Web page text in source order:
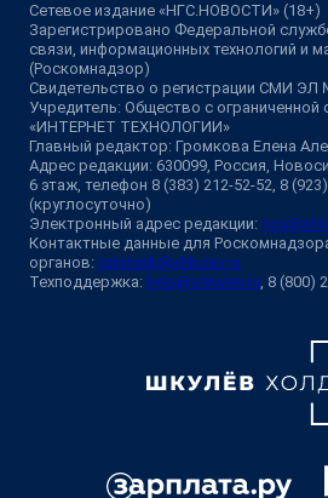
Сетевое издание «НГС.НОВОСТИ» (18+)
Зарегистрировано Федеральной
связи, информационных технологий и
(Роскомнадзор)
Свидетельство о регистрации СМИ ЭЛ
Учредитель: Общество с ограниченной
«ИНТЕРНЕТ ТЕХНОЛОГИИ»
Главный редактор: Громкова Елена
Адрес редакции: 630099, Россия,
6 этаж, телефон 8 (383) 212-52-52, 8
(круглосуточно)
Электронный адрес редакции:
Контактные данные для
органов: juristnsk@shkulev.ru
Техподдержка: help@shkulev.ru, 8 (800)